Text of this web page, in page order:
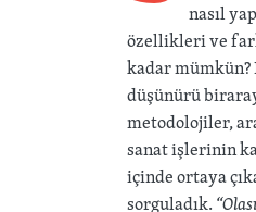
nasıl
özellikleri ve
kadar mümkün?
düşünürü
metodolojiler,
sanat işlerinin
içinde ortaya
sorguladık.